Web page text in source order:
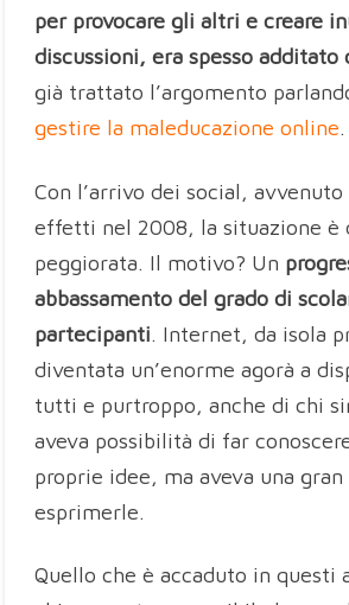
per provocare gli altri e creare
discussioni, era spesso additato
già trattato l’argomento
gestire la maleducazione online.
Con l’arrivo dei social,
effetti nel 2008, la situazione è
peggiorata. Il motivo? Un
abbassamento del grado di
partecipanti. Internet, da isola
diventata un’enorme agorà a
tutti e purtroppo, anche di chi
aveva possibilità di far
proprie idee, ma aveva una gran
esprimerle.
Quello che è accaduto in questi